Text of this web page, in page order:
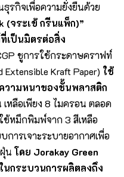
รกิจเพื่อความยั่งยืนด้วย
(จระเข้ กรีนแพ็ก)”
เป็นมิตรต่อสิ่ง
ชูการใช้กระดาษคราฟท์
Extensible Kraft Paper) ใช้
วามหนาของชั้นพลาสติก
หลือเพียง 8 ไมครอน ตลอด
ช้หมึกพิมพ์จาก 3 สีเหลือ
การเจาะระบายอากาศเพื่อ
น โดย Jorakay Green
กระบวนการผลิตลงถึง